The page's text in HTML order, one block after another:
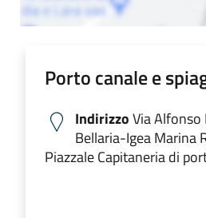
Porto canale e
IndirizzoVia
Bellaria-Igea Marina
Piazzale Capitaneria di